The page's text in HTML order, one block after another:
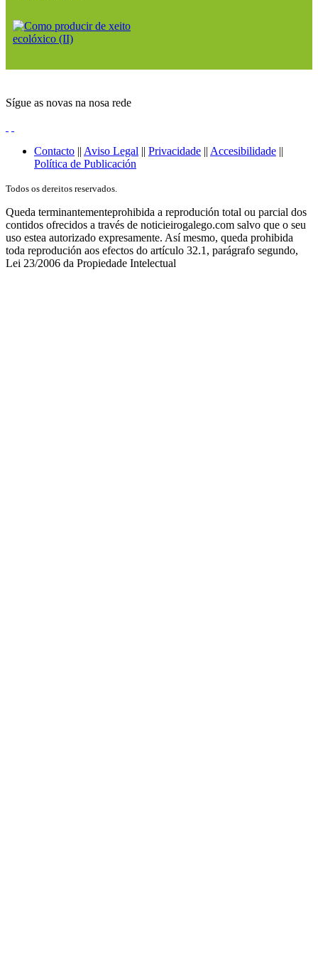
Sígue as novas na nosa rede
Contacto || Aviso Legal || Privacidade || Accesibilidade ||
Política de Publicación
Todos os dereitos reservados.
Queda terminantementeprohibida a reprodución total ou parcial dos
contidos ofrecidos a través de noticieirogalego.com salvo que o seu
uso estea autorizado expresamente. Así mesmo, queda prohibida
toda reprodución aos efectos do artículo 32.1, parágrafo segundo,
Lei 23/2006 da Propiedade Intelectual